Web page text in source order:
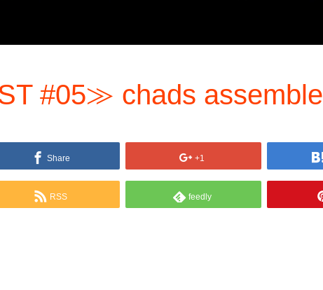
#05≫ chads assemble
Share +1
RSS feedly